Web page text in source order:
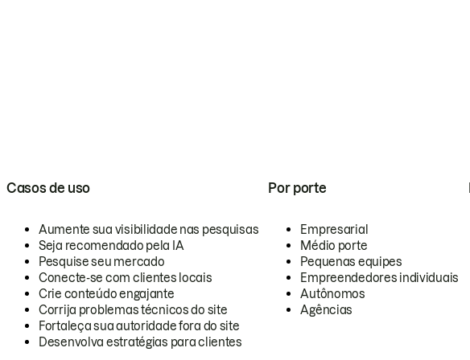
Casos de uso
Aumente sua visibilidade nas pesquisas
Seja recomendado pela IA
Pesquise seu mercado
Conecte-se com clientes locais
Crie conteúdo engajante
Corrija problemas técnicos do site
Fortaleça sua autoridade fora do site
Desenvolva estratégias para clientes
Por porte
Empresarial
Médio porte
Pequenas equipes
Empreendedores individuais
Autônomos
Agências